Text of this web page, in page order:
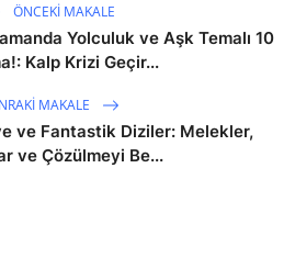
ÖNCEKI MAKALE
Yolculuk ve Aşk Temalı 10
Kalp Krizi Geçir...
MAKALE
ve Fantastik Diziler: Melekler,
ve Çözülmeyi Be...